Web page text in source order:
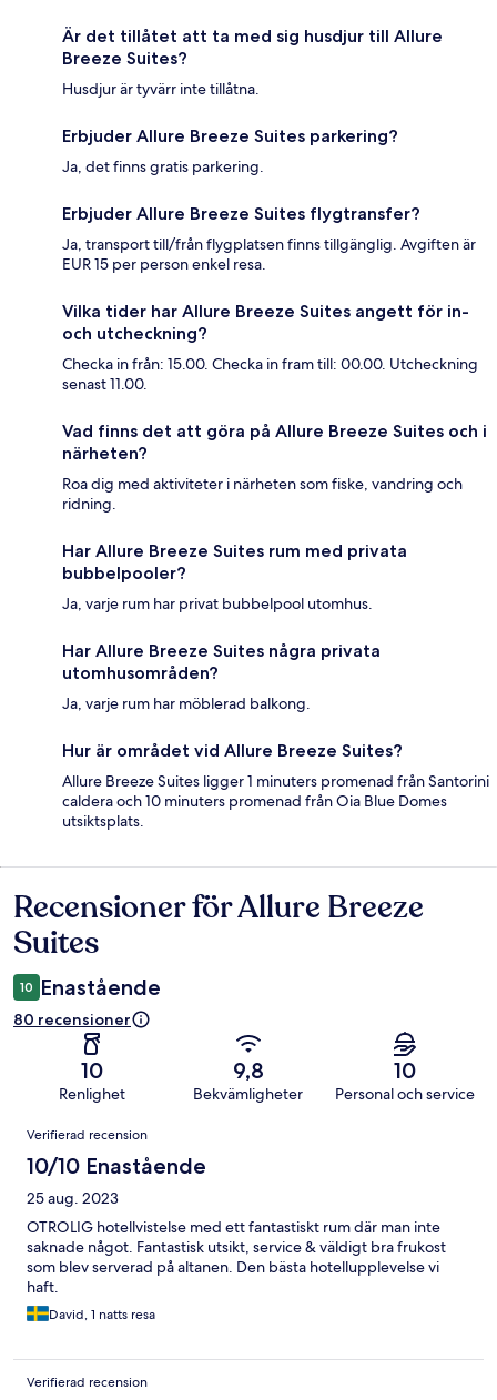
Är det tillåtet att ta med sig husdjur till Allure
Breeze Suites?
Husdjur är tyvärr inte tillåtna.
Erbjuder Allure Breeze Suites parkering?
Ja, det finns gratis parkering.
Erbjuder Allure Breeze Suites flygtransfer?
Ja, transport till/från flygplatsen finns tillgänglig. Avgiften är
EUR 15 per person enkel resa.
Vilka tider har Allure Breeze Suites angett för in-
och utcheckning?
Checka in från: 15.00. Checka in fram till: 00.00. Utcheckning
senast 11.00.
Vad finns det att göra på Allure Breeze Suites och i
närheten?
Roa dig med aktiviteter i närheten som fiske, vandring och
ridning.
Har Allure Breeze Suites rum med privata
bubbelpooler?
Ja, varje rum har privat bubbelpool utomhus.
Har Allure Breeze Suites några privata
utomhusområden?
Ja, varje rum har möblerad balkong.
Hur är området vid Allure Breeze Suites?
Allure Breeze Suites ligger 1 minuters promenad från Santorini
caldera och 10 minuters promenad från Oia Blue Domes
utsiktsplats.
Recensioner
Recensioner för Allure Breeze
Suites
10 Enastående
80 recensioner
10
Renlighet
9,8
Bekvämligheter
10
Personal och service
Recensioner
Verifierad recension
10/10 Enastående
25 aug. 2023
OTROLIG hotellvistelse med ett fantastiskt rum där man inte
saknade något. Fantastisk utsikt, service & väldigt bra frukost
som blev serverad på altanen. Den bästa hotellupplevelse vi
haft.
David, 1 natts resa
Verifierad recension